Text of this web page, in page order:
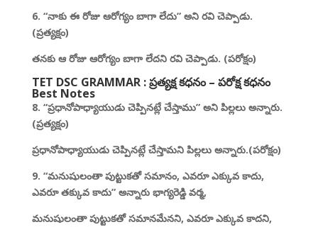
6. “నాకు ఈ రోజు ఆరోగ్యం బాగా లేదు” అని రవి చెప్పాడు.
(ప్రత్యక్షం)
తనకు ఆ రోజు ఆరోగ్యం బాగా లేదని రవి చెప్పాడు. (పరోక్షం)
TET DSC GRAMMAR : ప్రత్యక్ష కధనం – పరోక్ష కధనం
Best Notes
8. “ప్రధానోపాధ్యాయుడు చెప్పినట్లే చేస్తాము” అని పిల్లలు అన్నారు.
(ప్రత్యక్షం)
ప్రధానోపాధ్యాయుడు చెప్పినట్లే చేస్తామని పిల్లలు అన్నారు.(పరోక్షం)
9. “మనుషులంతా పుట్టుకతో సమానం, ఎవరూ ఎక్కువ కాదు,
ఎవరూ తక్కువ కాదు” అన్నారు భాగ్యరెడ్డి వర్మ,
మనుషులంతా పుట్టుకతో సమానమేనని, ఎవరూ ఎక్కువ కాదని,